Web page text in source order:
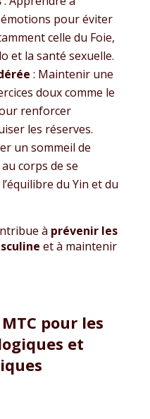
pour éviter
celle du Foie,
et la santé sexuelle.
: Maintenir une
doux comme le
renforcer
les réserves.
un sommeil de
corps de se
du Yin et du
à prévenir les
et à maintenir
pour les
et